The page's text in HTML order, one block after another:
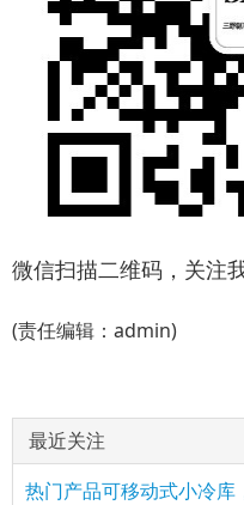
微信扫描二维码，关注
(责任编辑：admin)
最近关注
热门产品可移动式小冷库